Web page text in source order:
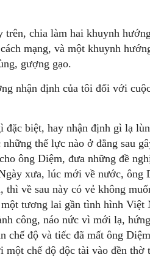
chia làm hai khuynh
mạng, và một khuynh
gượng gạo.
nhận định của tôi đối với
đặc biệt, hay nhận định gì lạ
thế lực nào ở đằng sau
ông Diệm, đưa những đề
xưa, lúc mới về nước, ông
thì về sau này có vẻ không
tương lai gần tình hình Việt
công, náo nức vì mới lạ,
chế độ và tiếc đã mất ông
chế độ độc tài vào đền thờ